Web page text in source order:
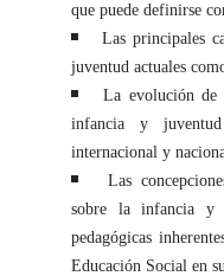
que puede definirse
Las principales
juventud actuales
La evolución de
infancia y
internacional y
Las
sobre la infancia y
pedagógicas
Educación Social en